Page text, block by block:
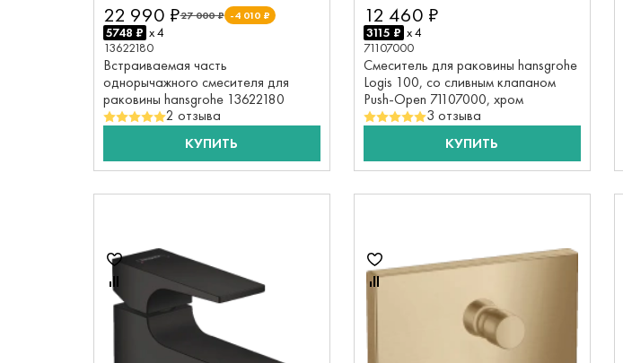
27 000 ₽ -4 010 ₽
22 990 ₽
5748 ₽ x 4
13622180
Встраиваемая часть
однорычажного смесителя для
раковины hansgrohe 13622180
2 отзыва
КУПИТЬ
12 460 ₽
3115 ₽ x 4
71107000
Смеситель для раковины hansgrohe
Logis 100, со сливным клапаном
Push-Open 71107000, хром
3 отзыва
КУПИТЬ